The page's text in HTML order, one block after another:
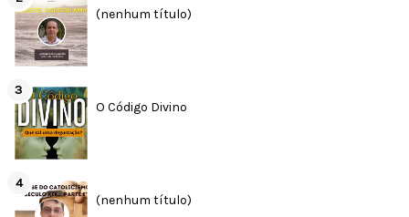
(nenhum título)
O Código Divino
(nenhum título)